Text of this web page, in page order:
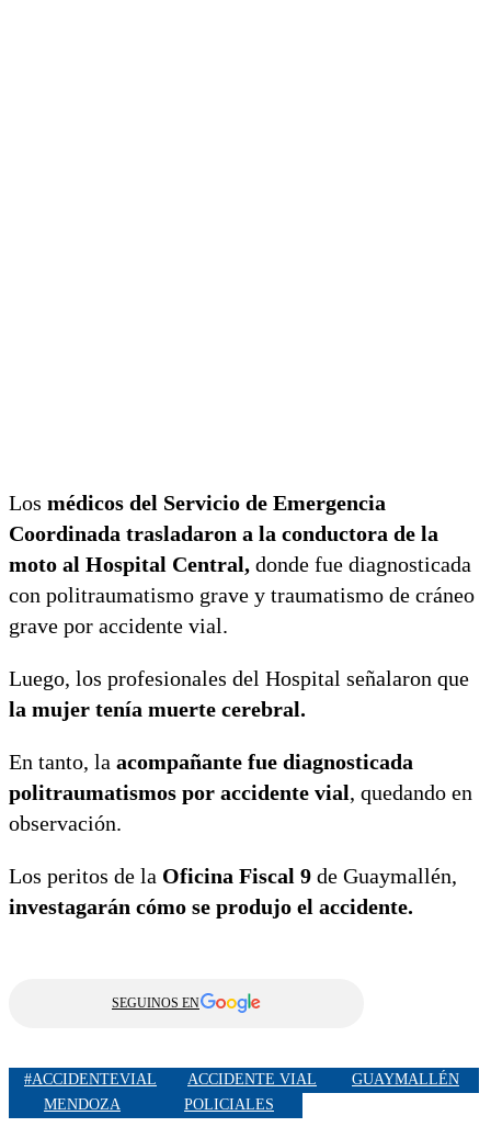
Los médicos del Servicio de Emergencia
Coordinada trasladaron a la conductora de la
moto al Hospital Central, donde fue diagnosticada
con politraumatismo grave y traumatismo de cráneo
grave por accidente vial.
Luego, los profesionales del Hospital señalaron que
la mujer tenía muerte cerebral.
En tanto, la acompañante fue diagnosticada
politraumatismos por accidente vial, quedando en
observación.
Los peritos de la Oficina Fiscal 9 de Guaymallén,
investagarán cómo se produjo el accidente.
SEGUINOS EN
#ACCIDENTEVIAL ACCIDENTE VIAL
GUAYMALLÉN
MENDOZA
POLICIALES